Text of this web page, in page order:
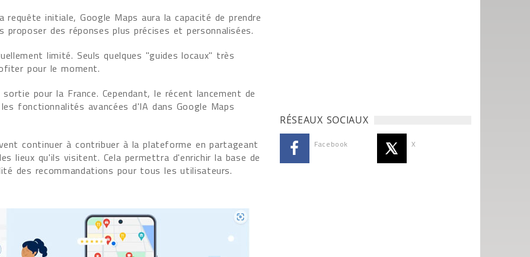
initiale, Google Maps aura la capacité de prendre
des réponses plus précises et personnalisées.
limité. Seuls quelques "guides locaux" très
pour le moment.
pour la France. Cependant, le récent lancement de
fonctionnalités avancées d'IA dans Google Maps
continuer à contribuer à la plateforme en partageant
lieux qu'ils visitent. Cela permettra d'enrichir la base de
des recommandations pour tous les utilisateurs.
RÉSEAUX SOCIAUX
Facebook X